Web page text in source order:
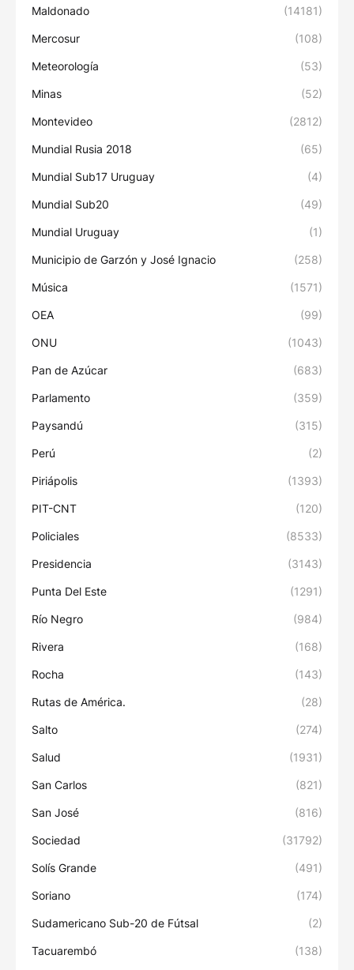
Maldonado (14181)
Mercosur (108)
Meteorología (53)
Minas (52)
Montevideo (2812)
Mundial Rusia 2018 (65)
Mundial Sub17 Uruguay (4)
Mundial Sub20 (49)
Mundial Uruguay (1)
Municipio de Garzón y José Ignacio (258)
Música (1571)
OEA (99)
ONU (1043)
Pan de Azúcar (683)
Parlamento (359)
Paysandú (315)
Perú (2)
Piriápolis (1393)
PIT-CNT (120)
Policiales (8533)
Presidencia (3143)
Punta Del Este (1291)
Río Negro (984)
Rivera (168)
Rocha (143)
Rutas de América. (28)
Salto (274)
Salud (1931)
San Carlos (821)
San José (816)
Sociedad (31792)
Solís Grande (491)
Soriano (174)
Sudamericano Sub-20 de Fútsal (2)
Tacuarembó (138)